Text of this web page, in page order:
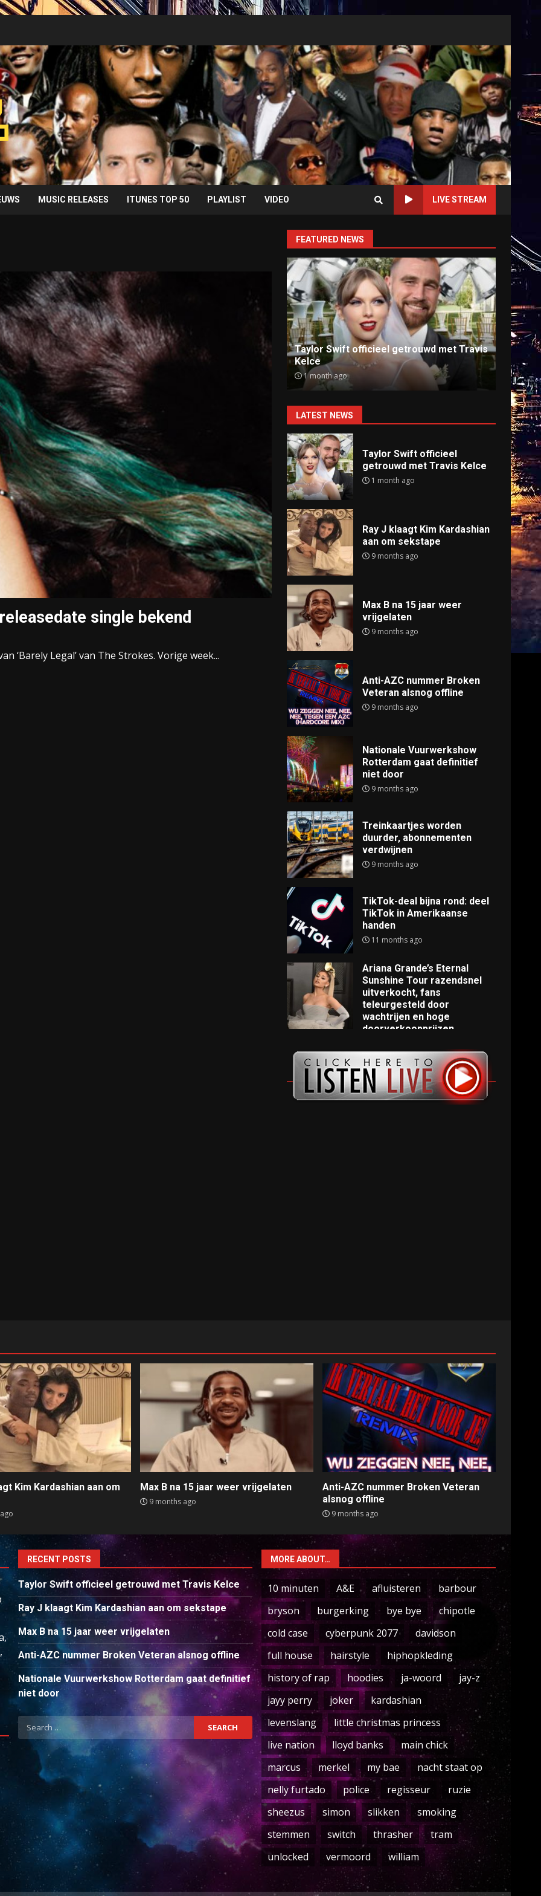
MUSIC RELEASES ITUNES TOP 50 PLAYLIST VIDEO LIVE STREAM
single bekend
‘Barely Legal’ van The Strokes. Vorige week...
FEATURED NEWS
Taylor Swift officieel getrouwd met Travis
Kelce
1 month ago
Ray J klaagt Kim Kardashian aan om
sekstape
9 months ago
Anti-
9
LATEST NEWS
Taylor Swift officieel
getrouwd met Travis Kelce
1 month ago
Ray J klaagt Kim Kardashian
aan om sekstape
9 months ago
Max B na 15 jaar weer
vrijgelaten
9 months ago
Anti-AZC nummer Broken
Veteran alsnog offline
9 months ago
Nationale Vuurwerkshow
Rotterdam gaat definitief
niet door
9 months ago
Treinkaartjes worden
duurder, abonnementen
verdwijnen
9 months ago
TikTok-deal bijna rond: deel
TikTok in Amerikaanse
handen
11 months ago
Ariana Grande’s Eternal
Sunshine Tour razendsnel
uitverkocht, fans
teleurgesteld door
wachtrijen en hoge
doorverkoopprijzen
Kim Kardashian aan om
Max B na 15 jaar weer vrijgelaten
9 months ago
Anti-AZC nummer Broken Veteran
alsnog offline
9 months ago
RECENT POSTS
Taylor Swift officieel getrouwd met Travis Kelce
Ray J klaagt Kim Kardashian aan om sekstape
Max B na 15 jaar weer vrijgelaten
Anti-AZC nummer Broken Veteran alsnog offline
Nationale Vuurwerkshow Rotterdam gaat definitief
niet door
Search
for:
MORE ABOUT…
10 minuten A&E afluisteren
barbour
bryson
burgerking bye bye
chipotle
cold case
cyberpunk 2077
davidson
full house
hairstyle
hiphopkleding
history of rap
hoodies ja-woord
jay-z
jayy perry
joker
kardashian
levenslang
little christmas princess
live nation
lloyd banks
main chick
marcus
merkel my bae
nacht staat op
nelly furtado
police regisseur
ruzie
sheezus
simon slikken
smoking
stemmen
switch thrasher
tram
unlocked
vermoord william